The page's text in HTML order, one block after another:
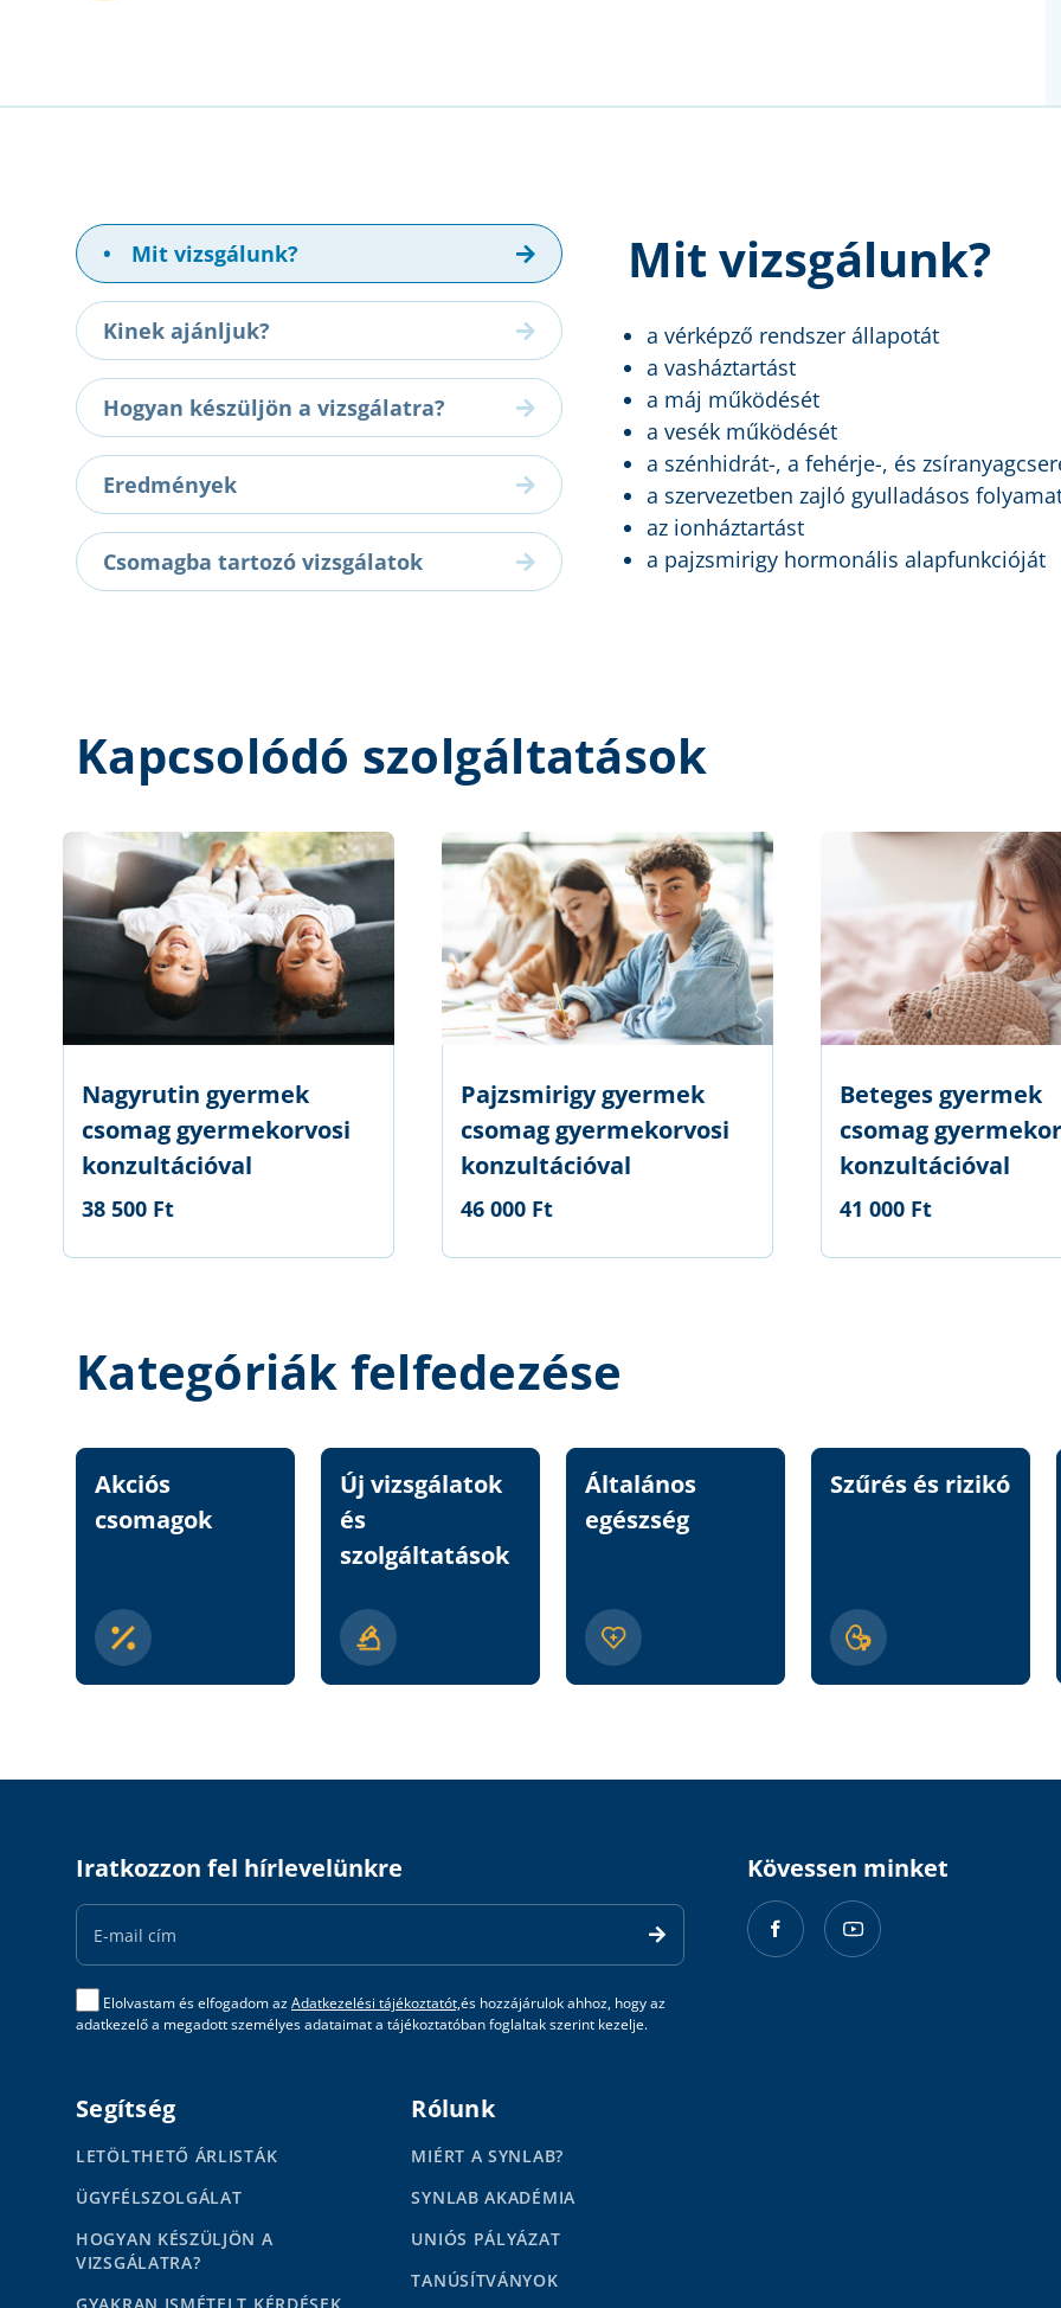
• Mit vizsgálunk?
Kinek ajánljuk?
Hogyan készüljön a vizsgálatra?
Eredmények
Csomagba tartozó vizsgálatok
Mit vizsgálunk?
a vérképző rendszer állapotát
a vasháztartást
a máj működését
a vesék működését
a szénhidrát-, a fehérje-, és
a szervezetben zajló gyulladásos
az ionháztartást
a pajzsmirigy hormonális alapfunkcióját
Kapcsolódó szolgáltatások
Nagyrutin gyermek
csomag gyermekorvosi
konzultációval
38 500 Ft
Pajzsmirigy gyermek
csomag gyermekorvosi
konzultációval
46 000 Ft
Beteges gyermek
csomag
konzultációval
41 000 Ft
Kategóriák felfedezése
Akciós
csomagok
Új vizsgálatok
és
szolgáltatások
Általános
egészség
Szűrés és rizikó
Iratkozzon fel hírlevelünkre
Email
Address
Elolvastam és elfogadom azAdatkezelési tájékoztatót,és hozzájárulok ahhoz, hogy az
adatkezelő a megadott személyes adataimat a tájékoztatóban foglaltak szerint kezelje.
Kövessen minket
Segítség
LETÖLTHETŐ ÁRLISTÁK
ÜGYFÉLSZOLGÁLAT
HOGYAN KÉSZÜLJÖN A
VIZSGÁLATRA?
Rólunk
MIÉRT A SYNLAB?
SYNLAB AKADÉMIA
UNIÓS PÁLYÁZAT
TANÚSÍTVÁNYOK